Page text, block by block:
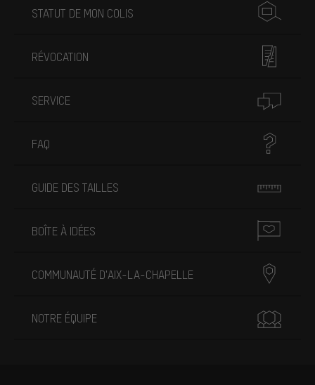
STATUT DE MON COLIS
RÉVOCATION
SERVICE
FAQ
GUIDE DES TAILLES
BOÎTE À IDÉES
COMMUNAUTÉ D'AIX-LA-CHAPELLE
NOTRE ÉQUIPE